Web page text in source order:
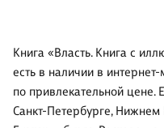
Книга «Власть. Книга с
есть в наличии в
по привлекательной цене.
Санкт-Петербурге, Нижнем